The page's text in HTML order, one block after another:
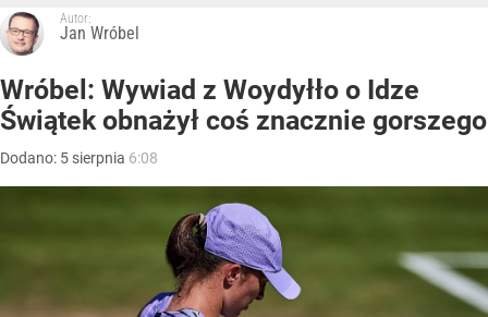
Autor:
Jan Wróbel
Wróbel: Wywiad z Woydyłło o Idze
Świątek obnażył coś znacznie gorszego
Dodano: 5 sierpnia 6:08